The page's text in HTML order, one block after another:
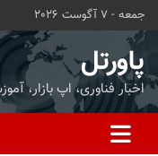
محتوا
بروید
جمعه - 7 آگوست 2026
پاورتل
اخبار فناوری، اپ بازار،